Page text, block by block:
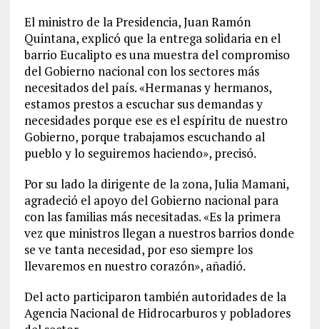
El ministro de la Presidencia, Juan Ramón
Quintana, explicó que la entrega solidaria en el
barrio Eucalipto es una muestra del compromiso
del Gobierno nacional con los sectores más
necesitados del país. «Hermanas y hermanos,
estamos prestos a escuchar sus demandas y
necesidades porque ese es el espíritu de nuestro
Gobierno, porque trabajamos escuchando al
pueblo y lo seguiremos haciendo», precisó.
Por su lado la dirigente de la zona, Julia Mamani,
agradeció el apoyo del Gobierno nacional para
con las familias más necesitadas. «Es la primera
vez que ministros llegan a nuestros barrios donde
se ve tanta necesidad, por eso siempre los
llevaremos en nuestro corazón», añadió.
Del acto participaron también autoridades de la
Agencia Nacional de Hidrocarburos y pobladores